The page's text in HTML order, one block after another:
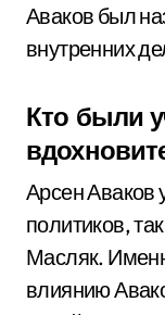
Аваков был
внутренних
Кто были
Арсен Аваков
политиков,
Масляк.
влиянию